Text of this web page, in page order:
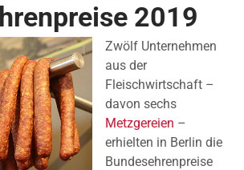
2019
Zwölf Unternehmen
aus der
Fleischwirtschaft –
davon sechs
Metzgereien –
erhielten in Berlin die
Bundesehrenpreise